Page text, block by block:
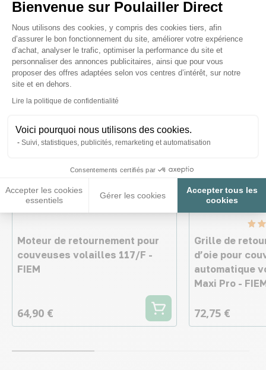
Bienvenue sur Poulailler Direct
Plateforme de Gestion du
Nous utilisons des cookies, y compris des cookies tiers, afin
d’assurer le bon fonctionnement du site, améliorer votre expérience
d’achat, analyser le trafic, optimiser la performance du site et
personnaliser des annonces publicitaires, ainsi que pour vous
proposer des offres adaptées selon vos centres d’intérêt, sur notre
site et en dehors.
Lire la politique de confidentialité
Voici pourquoi nous utilisons des cookies.
Suivi, statistiques, publicités, remarketing et automatisation
Consentements certifiés par
Accepter les cookies
essentiels
Gérer les cookies
Accepter tous les
cookies
Axeptio consent
intéresser
Moteur de retournement pour
couveuses volailles 117/F -
FIEM
64,90 €
Grille de
d’oie pour
automatique
Maxi Pro -
72,75 €